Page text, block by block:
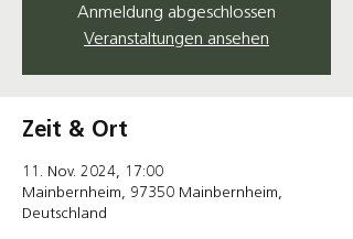
Anmeldung abgeschlossen
Veranstaltungen ansehen
Zeit & Ort
11. Nov. 2024, 17:00
Mainbernheim, 97350 Mainbernheim,
Deutschland